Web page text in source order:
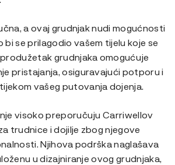
a ovaj grudnjak nudi mogućnosti
bi se prilagodio vašem tijelu koje se
grudnjaka omogućuje
pristajanja, osiguravajući potporu i
vašeg putovanja dojenja.
visoko preporučuju Carriwellov
trudnice i dojilje zbog njegove
Njihova podrška naglašava
u dizajniranje ovog grudnjaka,